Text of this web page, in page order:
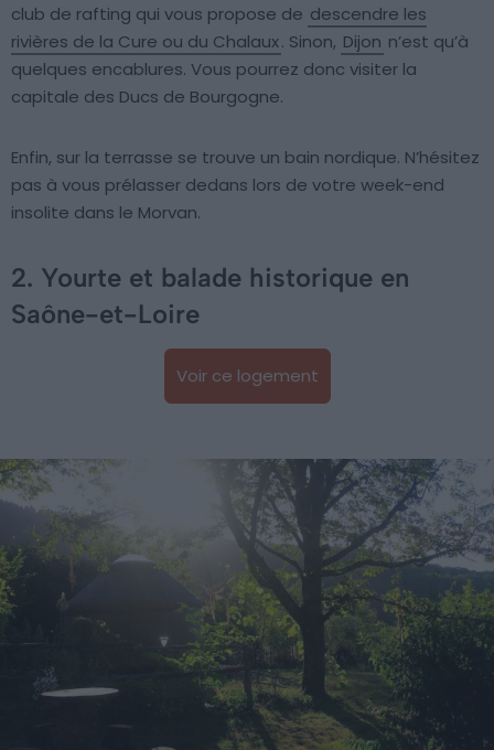
club de rafting qui vous propose de descendre les
rivières de la Cure ou du Chalaux. Sinon, Dijon n’est qu’à
quelques encablures. Vous pourrez donc visiter la
capitale des Ducs de Bourgogne.
Enfin, sur la terrasse se trouve un bain nordique. N’hésitez
pas à vous prélasser dedans lors de votre week-end
insolite dans le Morvan.
2. Yourte et balade historique en
Saône-et-Loire
Voir ce logement